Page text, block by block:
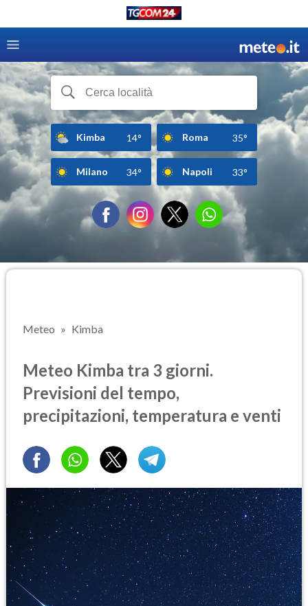
Kimba 14° Roma 35°
Milano 34° Napoli 33°
Meteo Kimba
Meteo Kimba tra 3 giorni.
Previsioni del tempo,
precipitazioni, temperatura e venti